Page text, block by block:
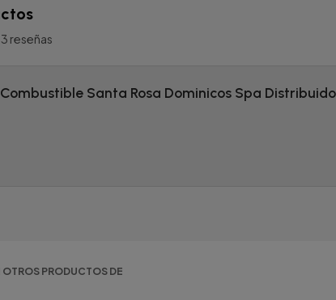
3 reseñas
Santa Rosa Dominicos Spa
OTROS PRODUCTOS DE